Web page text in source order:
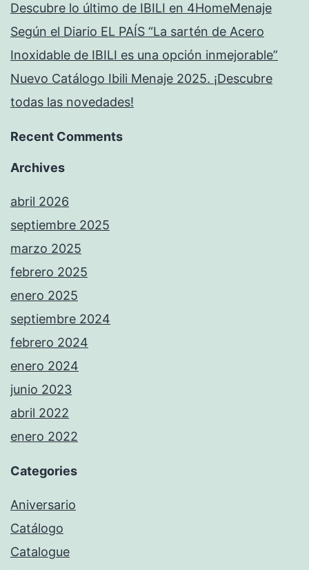
Descubre lo último de IBILI en 4HomeMenaje
Según el Diario EL PAÍS “La sartén de Acero
Inoxidable de IBILI es una opción inmejorable”
Nuevo Catálogo Ibili Menaje 2025. ¡Descubre
todas las novedades!
Recent Comments
Archives
abril 2026
septiembre 2025
marzo 2025
febrero 2025
enero 2025
septiembre 2024
febrero 2024
enero 2024
junio 2023
abril 2022
enero 2022
Categories
Aniversario
Catálogo
Catalogue